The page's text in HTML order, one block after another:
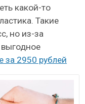
какой-то
Такие
но из-за
за 2950 рублей